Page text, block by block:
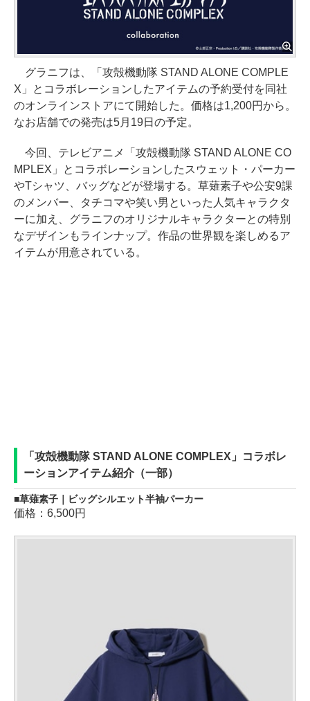
グラニフは、「攻殻機動隊 STAND ALONE COMPLE
X」とコラボレーションしたアイテムの予約受付を同社
のオンラインストアにて開始した。価格は1,200円から。
なお店舗での発売は5月19日の予定。
今回、テレビアニメ「攻殻機動隊 STAND ALONE CO
MPLEX」とコラボレーションしたスウェット・パーカー
やTシャツ、バッグなどが登場する。草薙素子や公安9課
のメンバー、タチコマや笑い男といった人気キャラクタ
ーに加え、グラニフのオリジナルキャラクターとの特別
なデザインもラインナップ。作品の世界観を楽しめるア
イテムが用意されている。
「攻殻機動隊 STAND ALONE COMPLEX」コラボレ
ーションアイテム紹介（一部）
草薙素子｜ビッグシルエット半袖パーカー
価格：6,500円